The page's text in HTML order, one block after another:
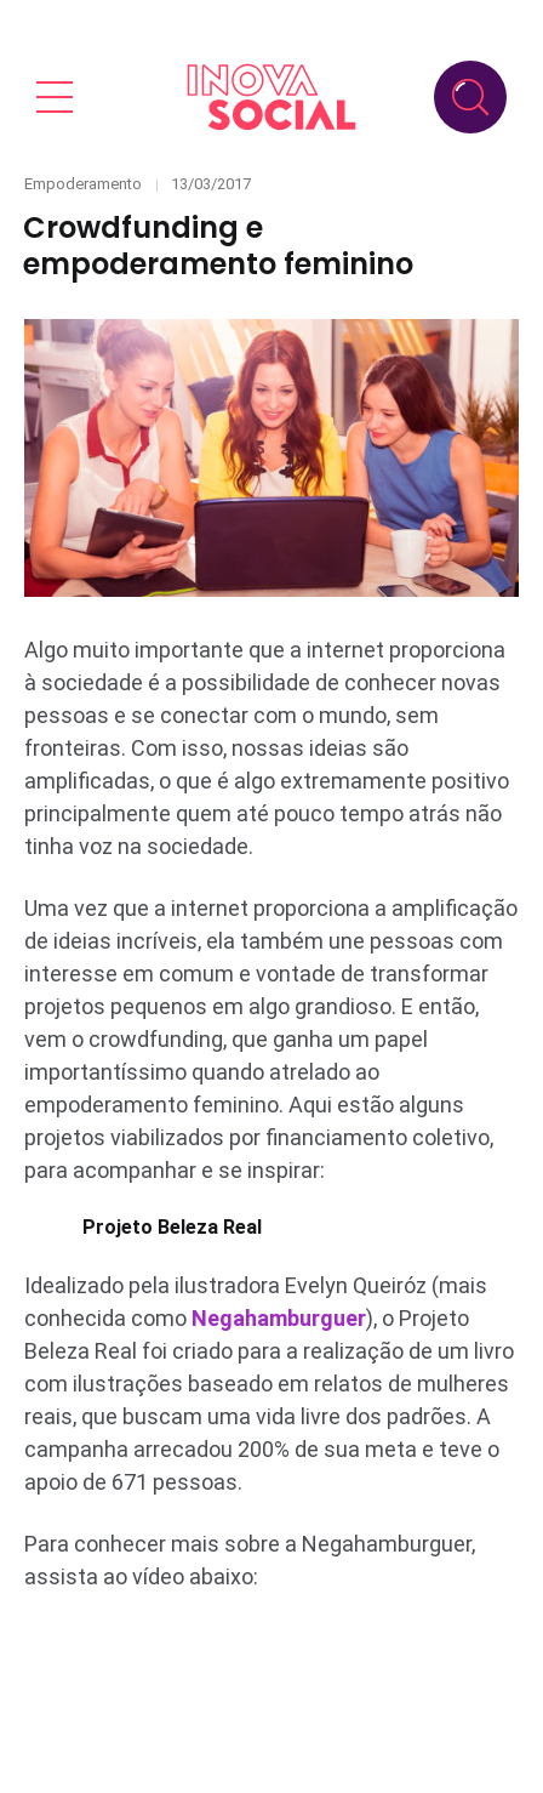
Categories
Empoderamento
Posted
13/03/2017
Crowdfunding e
empoderamento feminino
Algo muito importante que a internet proporciona
à sociedade é a possibilidade de conhecer novas
pessoas e se conectar com o mundo, sem
fronteiras. Com isso, nossas ideias são
amplificadas, o que é algo extremamente positivo
principalmente quem até pouco tempo atrás não
tinha voz na sociedade.
Uma vez que a internet proporciona a amplificação
de ideias incríveis, ela também une pessoas com
interesse em comum e vontade de transformar
projetos pequenos em algo grandioso. E então,
vem o crowdfunding, que ganha um papel
importantíssimo quando atrelado ao
empoderamento feminino. Aqui estão alguns
projetos viabilizados por financiamento coletivo,
para acompanhar e se inspirar:
Projeto Beleza Real
Idealizado pela ilustradora Evelyn Queiróz (mais
conhecida como Negahamburguer), o Projeto
Beleza Real foi criado para a realização de um livro
com ilustrações baseado em relatos de mulheres
reais, que buscam uma vida livre dos padrões. A
campanha arrecadou 200% de sua meta e teve o
apoio de 671 pessoas.
Para conhecer mais sobre a Negahamburguer,
assista ao vídeo abaixo: